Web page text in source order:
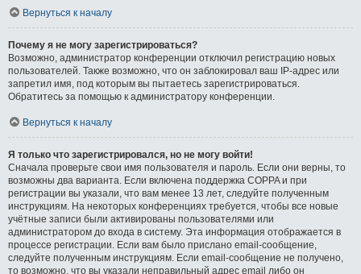
Вернуться к началу
Почему я не могу зарегистрироваться?
Возможно, администратор конференции отключил регистрацию новых
пользователей. Также возможно, что он заблокировал ваш IP-адрес или
запретил имя, под которым вы пытаетесь зарегистрироваться.
Обратитесь за помощью к администратору конференции.
Вернуться к началу
Я только что зарегистрировался, но не могу войти!
Сначала проверьте свои имя пользователя и пароль. Если они верны, то
возможны два варианта. Если включена поддержка COPPA и при
регистрации вы указали, что вам менее 13 лет, следуйте полученным
инструкциям. На некоторых конференциях требуется, чтобы все новые
учётные записи были активированы пользователями или
администратором до входа в систему. Эта информация отображается в
процессе регистрации. Если вам было прислано email-сообщение,
следуйте полученным инструкциям. Если email-сообщение не получено,
то возможно, что вы указали неправильный адрес email либо он